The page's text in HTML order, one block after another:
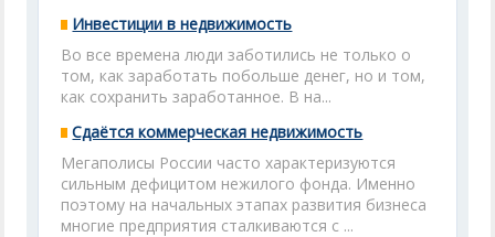
Инвестиции в недвижимость
Во все времена люди заботились не только о
том, как заработать побольше денег, но и том,
как сохранить заработанное. В на...
Сдаётся коммерческая недвижимость
Мегаполисы России часто характеризуются
сильным дефицитом нежилого фонда. Именно
поэтому на начальных этапах развития бизнеса
многие предприятия сталкиваются с ...